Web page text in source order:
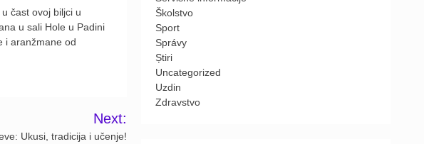
čast ovoj biljci u
u sali Hole u Padini
i aranžmane od
Next:
Ukusi, tradicija i učenje!
Školstvo
Sport
Správy
Știri
Uncategorized
Uzdin
Zdravstvo